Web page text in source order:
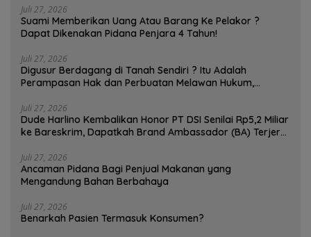
Juli 27, 2026
Suami Memberikan Uang Atau Barang Ke Pelakor ?
Dapat Dikenakan Pidana Penjara 4 Tahun!
Juli 27, 2026
Digusur Berdagang di Tanah Sendiri ? Itu Adalah
Perampasan Hak dan Perbuatan Melawan Hukum,
Juli 27, 2026
Dude Harlino Kembalikan Honor PT DSI Senilai Rp5,2 Miliar
ke Bareskrim, Dapatkah Brand Ambassador (BA) Terjerat
Juli 27, 2026
Ancaman Pidana Bagi Penjual Makanan yang
Mengandung Bahan Berbahaya
Juli 27, 2026
Benarkah Pasien Termasuk Konsumen?